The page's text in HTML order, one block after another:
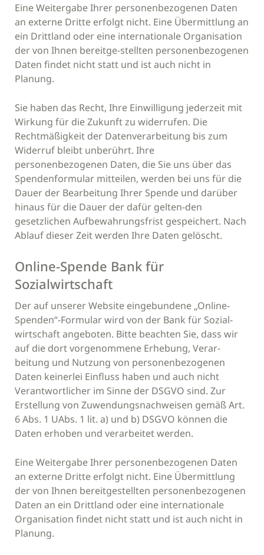
Eine Weitergabe Ihrer personenbezogenen Daten
an externe Dritte erfolgt nicht. Eine Übermittlung an
ein Drittland oder eine internationale Organisation
der von Ihnen bereitge-stellten personenbezogenen
Daten findet nicht statt und ist auch nicht in
Planung.
Sie haben das Recht, Ihre Einwilligung jederzeit mit
Wirkung für die Zukunft zu widerrufen. Die
Rechtmäßigkeit der Datenverarbeitung bis zum
Widerruf bleibt unberührt. Ihre
personenbezogenen Daten, die Sie uns über das
Spendenformular mitteilen, werden bei uns für die
Dauer der Bearbeitung Ihrer Spende und darüber
hinaus für die Dauer der dafür gelten-den
gesetzlichen Aufbewahrungsfrist gespeichert. Nach
Ablauf dieser Zeit werden Ihre Daten gelöscht.
Online-Spende Bank für
Sozialwirtschaft
Der auf unserer Website eingebundene „Online-
Spenden“-Formular wird von der Bank für Sozial-
wirtschaft angeboten. Bitte beachten Sie, dass wir
auf die dort vorgenommene Erhebung, Verar-
beitung und Nutzung von personenbezogenen
Daten keinerlei Einfluss haben und auch nicht
Verantwortlicher im Sinne der DSGVO sind. Zur
Erstellung von Zuwendungsnachweisen gemäß Art.
6 Abs. 1 UAbs. 1 lit. a) und b) DSGVO können die
Daten erhoben und verarbeitet werden.
Eine Weitergabe Ihrer personenbezogenen Daten
an externe Dritte erfolgt nicht. Eine Übermittlung
der von Ihnen bereitgestellten personenbezogenen
Daten an ein Drittland oder eine internationale
Organisation findet nicht statt und ist auch nicht in
Planung.